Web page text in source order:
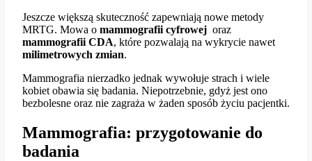
Jeszcze większą skuteczność zapewniają nowe metody
MRTG. Mowa o mammografii cyfrowej oraz
mammografii CDA, które pozwalają na wykrycie nawet
milimetrowych zmian.
Mammografia nierzadko jednak wywołuje strach i wiele
kobiet obawia się badania. Niepotrzebnie, gdyż jest ono
bezbolesne oraz nie zagraża w żaden sposób życiu pacjentki.
Mammografia: przygotowanie do
badania